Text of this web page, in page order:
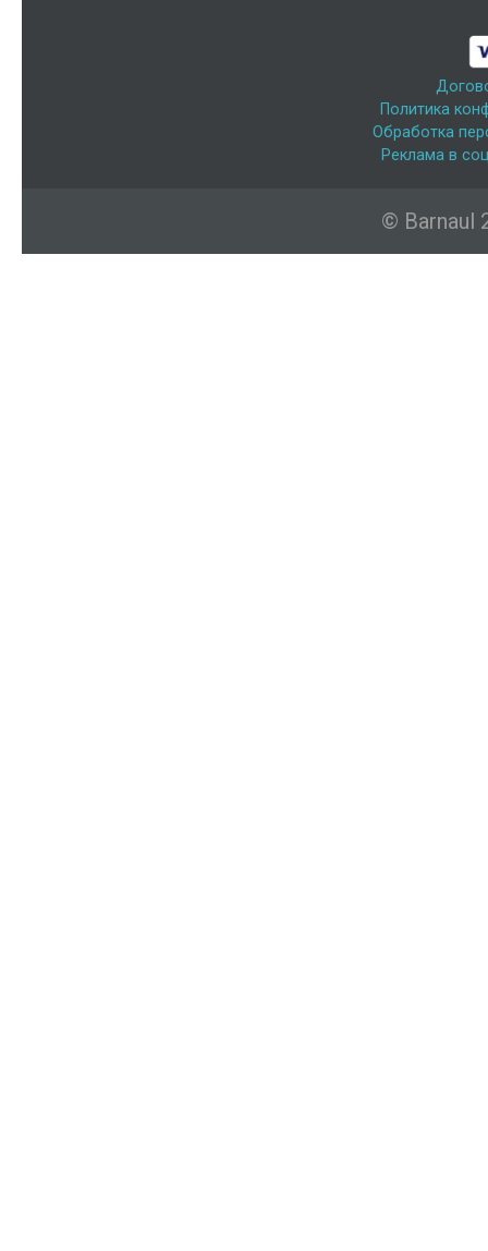
Политика
Обработка
Реклама в
© Barnaul